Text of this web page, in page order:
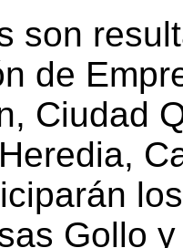
son
de
Ciudad
Gollo